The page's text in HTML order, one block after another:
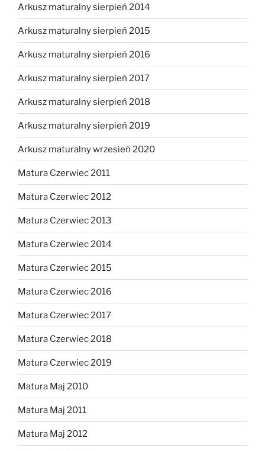
Arkusz maturalny sierpień 2014
Arkusz maturalny sierpień 2015
Arkusz maturalny sierpień 2016
Arkusz maturalny sierpień 2017
Arkusz maturalny sierpień 2018
Arkusz maturalny sierpień 2019
Arkusz maturalny wrzesień 2020
Matura Czerwiec 2011
Matura Czerwiec 2012
Matura Czerwiec 2013
Matura Czerwiec 2014
Matura Czerwiec 2015
Matura Czerwiec 2016
Matura Czerwiec 2017
Matura Czerwiec 2018
Matura Czerwiec 2019
Matura Maj 2010
Matura Maj 2011
Matura Maj 2012